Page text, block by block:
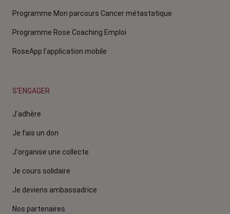
Programme Mon parcours Cancer métastatique
Programme Rose Coaching Emploi
RoseApp l’application mobile
S'ENGAGER
J'adhère
Je fais un don
J'organise une collecte
Je cours solidaire
Je deviens ambassadrice
Nos partenaires